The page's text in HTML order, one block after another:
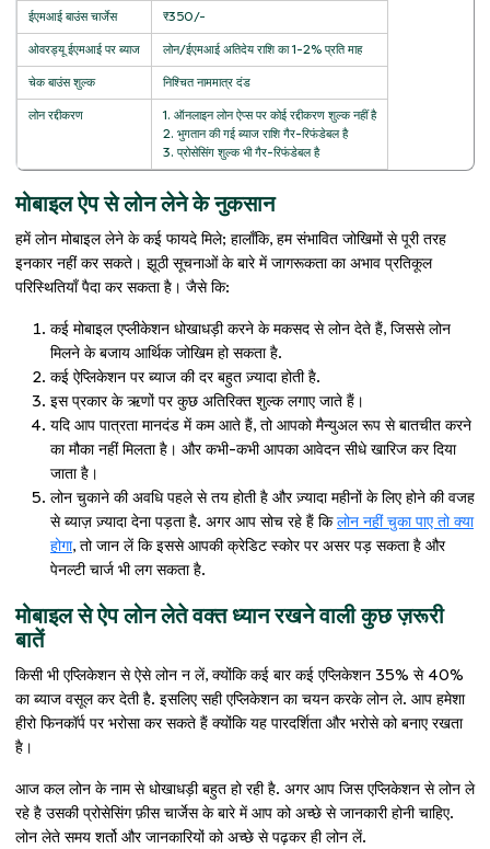
ईएमआई बाउंस चार्जेस ₹350/-
ओवरड्यू ईएमआई पर ब्याज लोन/ईएमआई अतिदेय राशि का 1-2% प्रति माह
चेक बाउंस शुल्क निश्चित नाममात्र दंड
लोन रद्दीकरण
1. ऑनलाइन लोन ऐप्स पर कोई रद्दीकरण शुल्क नहीं है
2. भुगतान की गई ब्याज राशि गैर-रिफंडेबल है
3. प्रोसेसिंग शुल्क भी गैर-रिफंडेबल है
मोबाइल ऐप से लोन लेने के नुकसान
हमें लोन मोबाइल लेने के कई फायदे मिले; हालाँकि, हम संभावित जोखिमों से पूरी तरह
इनकार नहीं कर सकते। झूठी सूचनाओं के बारे में जागरूकता का अभाव प्रतिकूल
परिस्थितियाँ पैदा कर सकता है। जैसे कि:
कई मोबाइल एप्लीकेशन धोखाधड़ी करने के मकसद से लोन देते हैं, जिससे लोन
मिलने के बजाय आर्थिक जोखिम हो सकता है.
कई ऐप्लिकेशन पर ब्याज की दर बहुत ज़्यादा होती है.
इस प्रकार के ऋणों पर कुछ अतिरिक्त शुल्क लगाए जाते हैं।
यदि आप पात्रता मानदंड में कम आते हैं, तो आपको मैन्युअल रूप से बातचीत करने
का मौका नहीं मिलता है। और कभी-कभी आपका आवेदन सीधे खारिज कर दिया
जाता है।
लोन चुकाने की अवधि पहले से तय होती है और ज़्यादा महीनों के लिए होने की वजह
से ब्याज़ ज़्यादा देना पड़ता है. अगर आप सोच रहे हैं कि लोन नहीं चुका पाए तो क्या
होगा, तो जान लें कि इससे आपकी क्रेडिट स्कोर पर असर पड़ सकता है और
पेनल्टी चार्ज भी लग सकता है.
मोबाइल से ऐप लोन लेते वक्त ध्यान रखने वाली कुछ ज़रूरी
बातें
किसी भी एप्लिकेशन से ऐसे लोन न लें, क्योंकि कई बार कई एप्लिकेशन 35% से 40%
का ब्याज वसूल कर देती है. इसलिए सही एप्लिकेशन का चयन करके लोन ले. आप हमेशा
हीरो फिनकॉर्प पर भरोसा कर सकते हैं क्योंकि यह पारदर्शिता और भरोसे को बनाए रखता
है।
आज कल लोन के नाम से धोखाधड़ी बहुत हो रही है. अगर आप जिस एप्लिकेशन से लोन ले
रहे है उसकी प्रोसेसिंग फ़ीस चार्जेस के बारे में आप को अच्छे से जानकारी होनी चाहिए.
लोन लेते समय शर्तो और जानकारियों को अच्छे से पढ़कर ही लोन लें.